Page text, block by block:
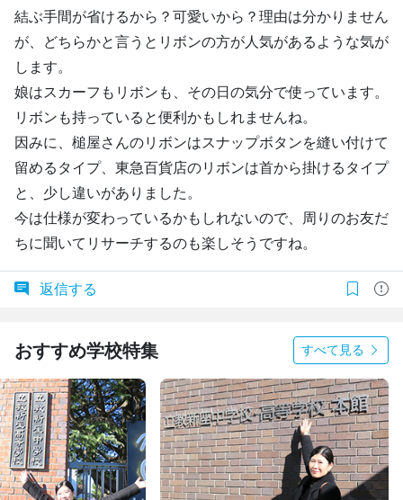
結ぶ手間が省けるから？可愛いから？理由は分かりません
が、どちらかと言うとリボンの方が人気があるような気が
します。
娘はスカーフもリボンも、その日の気分で使っています。
リボンも持っていると便利かもしれませんね。
因みに、槌屋さんのリボンはスナップボタンを縫い付けて
留めるタイプ、東急百貨店のリボンは首から掛けるタイプ
と、少し違いがありました。
今は仕様が変わっているかもしれないので、周りのお友だ
ちに聞いてリサーチするのも楽しそうですね。
返信する
おすすめ学校特集 すべて見る